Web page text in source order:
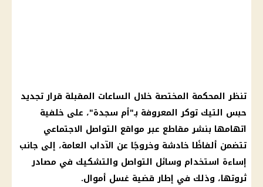
تنظر المحكمة المختصة خلال الساعات المقبلة قرار تجديد
حبس التيك توكر المعروفة بـ"أم سجدة"، على خلفية
اتهامها بنشر مقاطع عبر مواقع التواصل الاجتماعي
تتضمن ألفاظًا خادشة وخروجًا عن الآداب العامة، إلى جانب
إساءة استخدام وسائل التواصل والتشكيك في مصادر
ثروتها، وذلك في إطار قضية غسل أموال.